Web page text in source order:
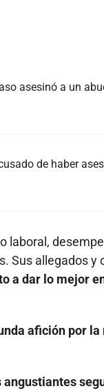
asesinó a un
de haber
Sus allegados
a dar lo mejor
afición por la
angustiantes